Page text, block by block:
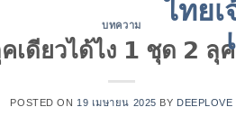
บทความ
เดียวได้ไง 𝟭 ชุด 𝟮 ลุ
POSTED ON 19 เมษายน 2025 BY DEEPLOVE